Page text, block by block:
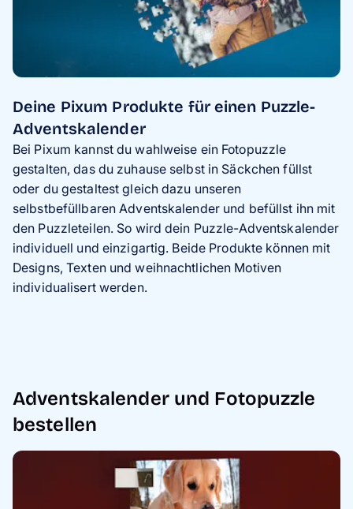
Deine Pixum Produkte für einen Puzzle-
Adventskalender
Bei Pixum kannst du wahlweise ein Fotopuzzle
gestalten, das du zuhause selbst in Säckchen füllst
oder du gestaltest gleich dazu unseren
selbstbefüllbaren Adventskalender und befüllst ihn mit
den Puzzleteilen. So wird dein Puzzle-Adventskalender
individuell und einzigartig. Beide Produkte können mit
Designs, Texten und weihnachtlichen Motiven
individualisert werden.
Adventskalender und Fotopuzzle
bestellen